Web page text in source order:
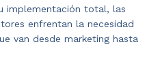
implementación total, las
enfrentan la necesidad
van desde marketing hasta